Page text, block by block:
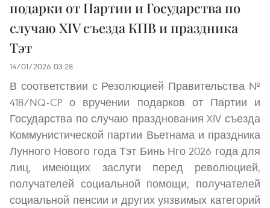
подарки от Партии и Государства по
случаю XIV съезда КПВ и праздника
Тэт
14/01/2026 03:28
В соответствии с Резолюцией Правительства №
418/NQ-CP о вручении подарков от Партии и
Государства по случаю празднования XIV съезда
Коммунистической партии Вьетнама и праздника
Лунного Нового года Тэт Бинь Нго 2026 года для
лиц, имеющих заслуги перед революцией,
получателей социальной помощи, получателей
социальной пенсии и других уязвимых категорий